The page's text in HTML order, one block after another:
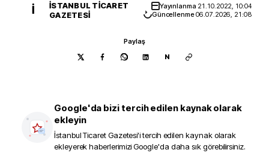
İ
İSTANBUL TICARET
GAZETESI
Yayınlanma 21.10.2022, 10:04
Güncellenme06.07.2026, 21:08
Paylaş
N
Google'da bizi tercih edilen kaynak olarak
ekleyin
İstanbul Ticaret Gazetesi'i tercih edilen kaynak olarak
ekleyerek haberlerimizi Google'da daha sık görebilirsiniz.